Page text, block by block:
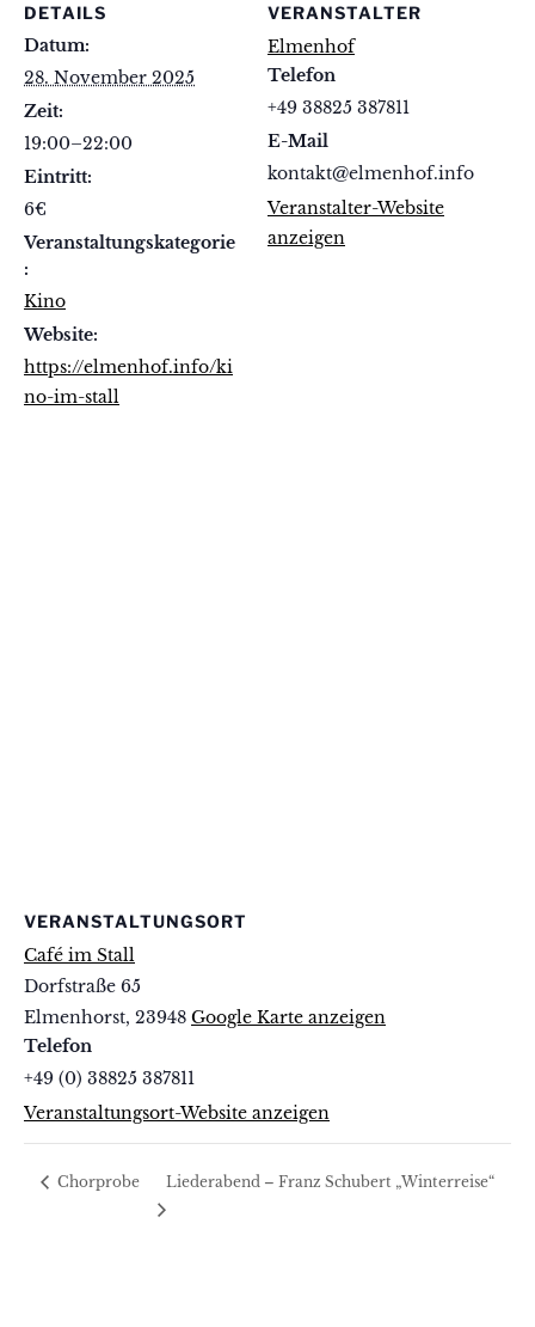
DETAILS
Datum:
28. November 2025
Zeit:
19:00–22:00
Eintritt:
6€
Veranstaltungskategorie
:
Kino
Website:
https://elmenhof.info/ki
no-im-stall
VERANSTALTER
Elmenhof
Telefon
+49 38825 387811
E-Mail
kontakt@elmenhof.info
Veranstalter-Website
anzeigen
VERANSTALTUNGSORT
Café im Stall
Dorfstraße 65
Elmenhorst, 23948 Google Karte anzeigen
Telefon
+49 (0) 38825 387811
Veranstaltungsort-Website anzeigen
Chorprobe Liederabend – Franz Schubert „Winterreise“